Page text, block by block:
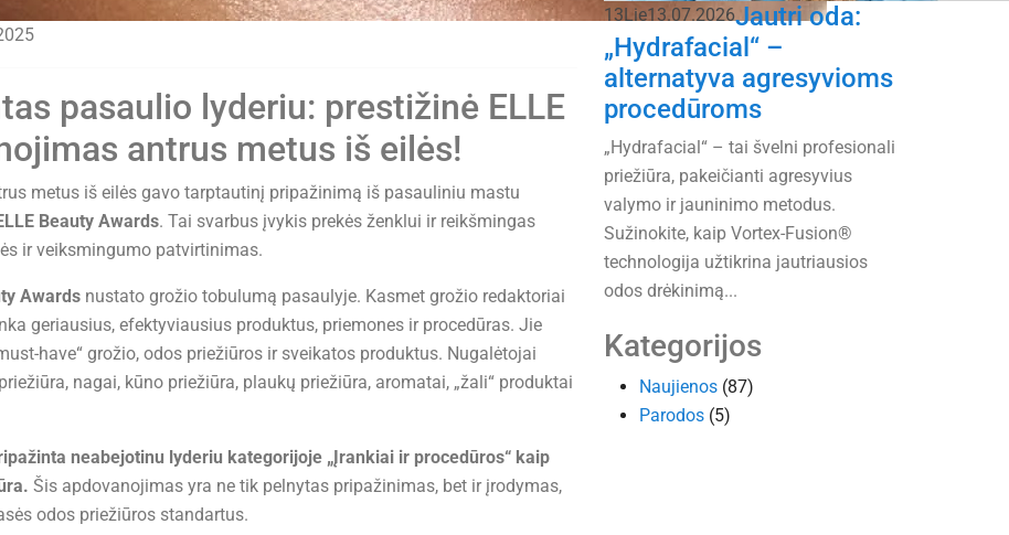
pasaulio lyderiu: prestižinė ELLE
antrus metus iš eilės!
metus iš eilės gavo tarptautinį pripažinimą iš pasauliniu mastu
Beauty Awards. Tai svarbus įvykis prekės ženklui ir reikšmingas
ir veiksmingumo patvirtinimas.
Awards nustato grožio tobulumą pasaulyje. Kasmet grožio redaktoriai
geriausius, efektyviausius produktus, priemones ir procedūras. Jie
have“ grožio, odos priežiūros ir sveikatos produktus. Nugalėtojai
nagai, kūno priežiūra, plaukų priežiūra, aromatai, „žali“ produktai
neabejotinu lyderiu kategorijoje „Įrankiai ir procedūros“ kaip
Šis apdovanojimas yra ne tik pelnytas pripažinimas, bet ir įrodymas,
odos priežiūros standartus.
13Lie13.07.2026Jautri oda:
„Hydrafacial“ –
alternatyva agresyvioms
procedūroms
„Hydrafacial“ – tai švelni profesionali
priežiūra, pakeičianti agresyvius
valymo ir jauninimo metodus.
Sužinokite, kaip Vortex-Fusion®
technologija užtikrina jautriausios
odos drėkinimą...
Kategorijos
Naujienos(87)
Parodos(5)